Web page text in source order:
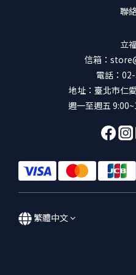
聯
立
信箱：
電話：
地址：臺北市仁
週一至週五
繁體中文